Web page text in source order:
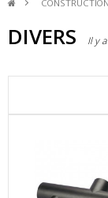
>
DIVERS Il y